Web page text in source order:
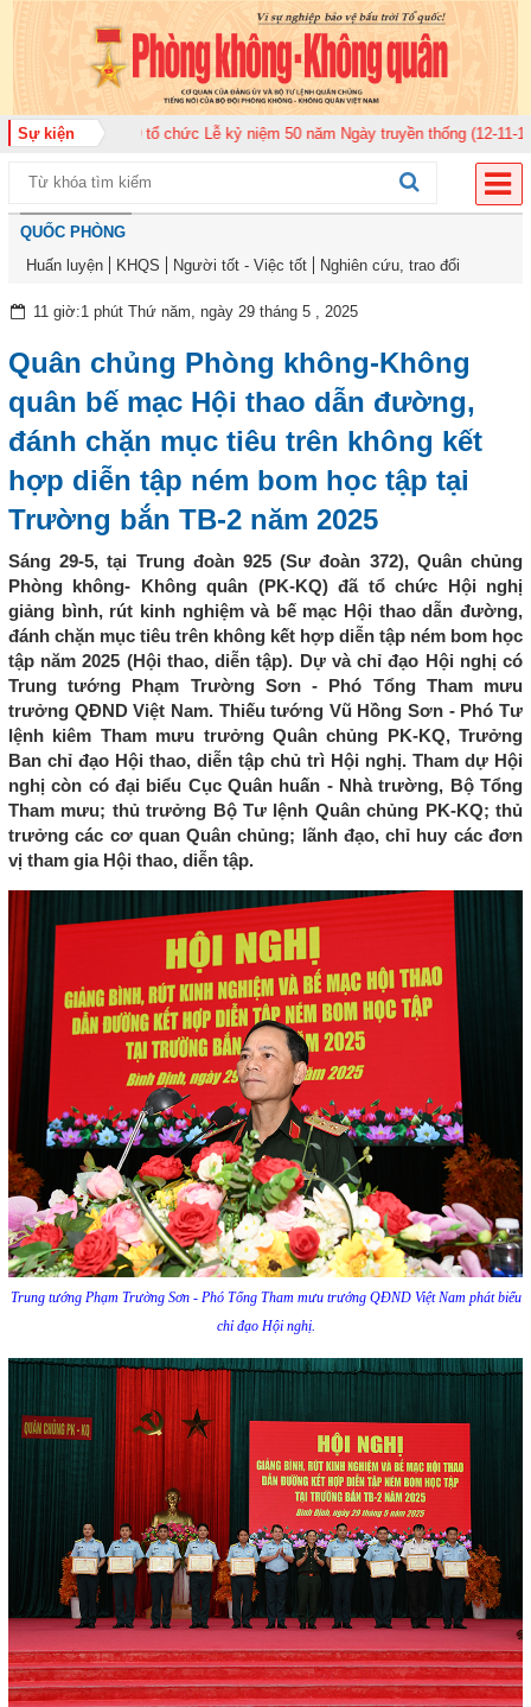
Sự kiện
920 tổ chức Lễ kỷ niệm 50 năm Ngày truyền thống (12-11-1975/12-11-
QUỐC PHÒNG
Huấn luyện
KHQS Người tốt - Việc tốt Nghiên cứu, trao đổi
11 giờ:1 phút Thứ năm, ngày 29 tháng 5 , 2025
Quân chủng Phòng không-Không
quân bế mạc Hội thao dẫn đường,
đánh chặn mục tiêu trên không kết
hợp diễn tập ném bom học tập tại
Trường bắn TB-2 năm 2025
Sáng 29-5, tại Trung đoàn 925 (Sư đoàn 372), Quân chủng
Phòng không- Không quân (PK-KQ) đã tổ chức Hội nghị
giảng bình, rút kinh nghiệm và bế mạc Hội thao dẫn đường,
đánh chặn mục tiêu trên không kết hợp diễn tập ném bom học
tập năm 2025 (Hội thao, diễn tập). Dự và chỉ đạo Hội nghị có
Trung tướng Phạm Trường Sơn - Phó Tổng Tham mưu
trưởng QĐND Việt Nam. Thiếu tướng Vũ Hồng Sơn - Phó Tư
lệnh kiêm Tham mưu trưởng Quân chủng PK-KQ, Trưởng
Ban chỉ đạo Hội thao, diễn tập chủ trì Hội nghị. Tham dự Hội
nghị còn có đại biểu Cục Quân huấn - Nhà trường, Bộ Tổng
Tham mưu; thủ trưởng Bộ Tư lệnh Quân chủng PK-KQ; thủ
trưởng các cơ quan Quân chủng; lãnh đạo, chỉ huy các đơn
vị tham gia Hội thao, diễn tập.
Trung tướng Phạm Trường Sơn - Phó Tổng Tham mưu trưởng QĐND Việt Nam phát biểu
chỉ đạo Hội nghị.